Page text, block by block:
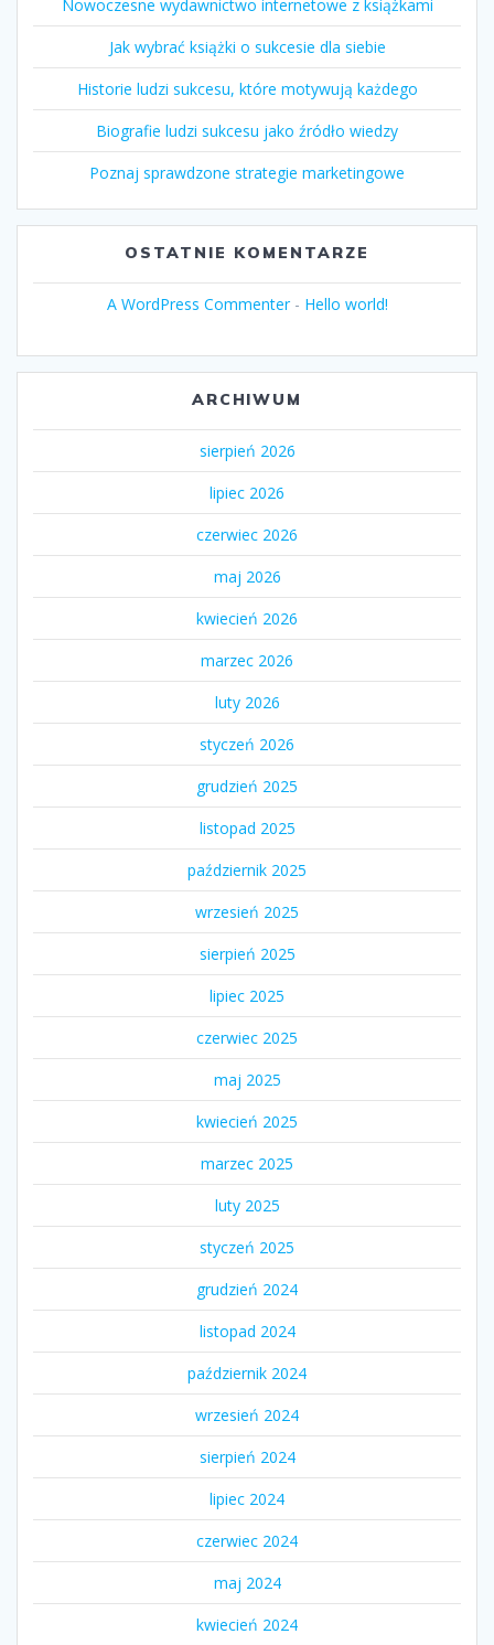
Nowoczesne wydawnictwo internetowe z książkami
Jak wybrać książki o sukcesie dla siebie
Historie ludzi sukcesu, które motywują każdego
Biografie ludzi sukcesu jako źródło wiedzy
Poznaj sprawdzone strategie marketingowe
OSTATNIE KOMENTARZE
A WordPress Commenter- Hello world!
ARCHIWUM
sierpień 2026
lipiec 2026
czerwiec 2026
maj 2026
kwiecień 2026
marzec 2026
luty 2026
styczeń 2026
grudzień 2025
listopad 2025
październik 2025
wrzesień 2025
sierpień 2025
lipiec 2025
czerwiec 2025
maj 2025
kwiecień 2025
marzec 2025
luty 2025
styczeń 2025
grudzień 2024
listopad 2024
październik 2024
wrzesień 2024
sierpień 2024
lipiec 2024
czerwiec 2024
maj 2024
kwiecień 2024